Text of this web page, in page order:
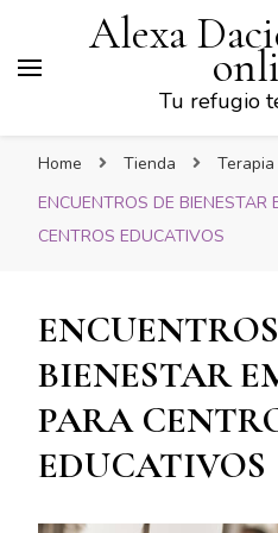
Alexa
Tu refugio
Home Tienda
Terapia
ENCUENTROS DE BIENESTAR
CENTROS EDUCATIVOS
BIENESTAR
PARA
EDUCATIVOS